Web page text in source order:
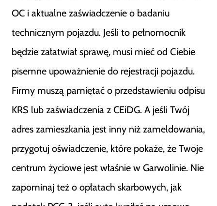
OC i aktualne zaświadczenie o badaniu
technicznym pojazdu. Jeśli to pełnomocnik
będzie załatwiał sprawę, musi mieć od Ciebie
pisemne upoważnienie do rejestracji pojazdu.
Firmy muszą pamiętać o przedstawieniu odpisu
KRS lub zaświadczenia z CEiDG. A jeśli Twój
adres zamieszkania jest inny niż zameldowania,
przygotuj oświadczenie, które pokaże, że Twoje
centrum życiowe jest właśnie w Garwolinie. Nie
zapominaj też o opłatach skarbowych, jak